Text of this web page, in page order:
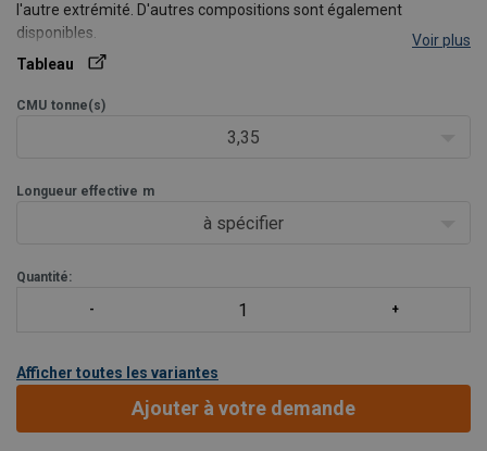
l'autre extrémité. D'autres compositions sont également
disponibles.
Voir plus
Tableau
CMU tonne(s)
3,35
Longueur effective m
à spécifier
Quantité:
Afficher toutes les variantes
Ajouter à votre demande